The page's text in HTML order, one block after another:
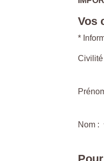
Vos
*
Civilité
Nom :